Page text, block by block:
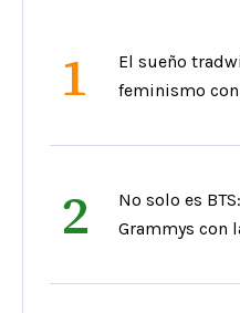
1
El sueño
feminismo
2
No solo es
Grammys con